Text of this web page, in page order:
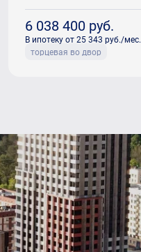
6 038 400 руб.
В ипотеку от 25 343 руб./мес.
торцевая во двор